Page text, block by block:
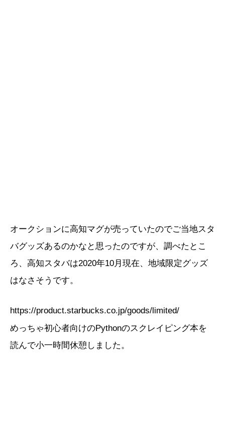
オークションに高知マグが売っていたのでご当地スタ
バグッズあるのかなと思ったのですが、調べたとこ
ろ、高知スタバは2020年10月現在、地域限定グッズ
はなさそうです。
https://product.starbucks.co.jp/goods/limited/
めっちゃ初心者向けのPythonのスクレイピング本を
読んで小一時間休憩しました。